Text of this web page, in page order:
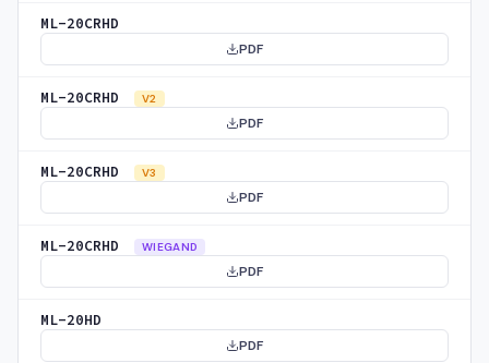
ML-20CRHD
PDF
ML-20CRHD V2
PDF
ML-20CRHD V3
PDF
ML-20CRHD WIEGAND
PDF
ML-20HD
PDF